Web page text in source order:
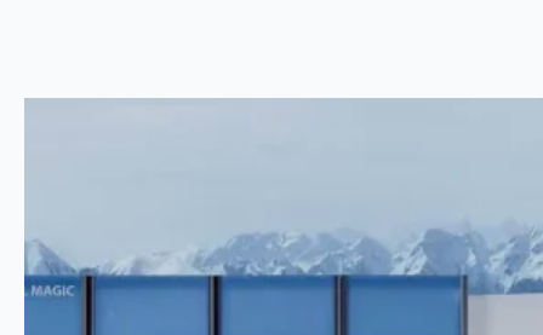
snowboard. Bij Kienhuis bieden we de beste
kwaliteit en veiligheid voor het onderhoud van